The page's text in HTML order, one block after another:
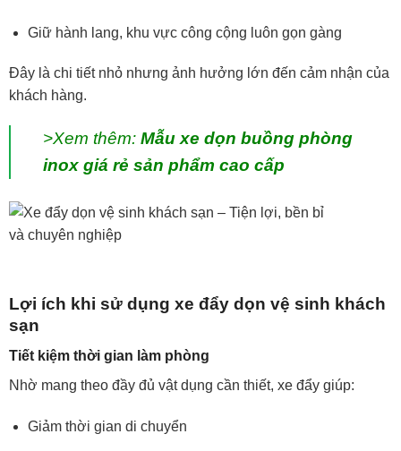
Giữ hành lang, khu vực công cộng luôn gọn gàng
Đây là chi tiết nhỏ nhưng ảnh hưởng lớn đến cảm nhận của
khách hàng.
>Xem thêm: Mẫu xe dọn buồng phòng
inox giá rẻ sản phẩm cao cấp
Lợi ích khi sử dụng xe đẩy dọn vệ sinh khách
sạn
Tiết kiệm thời gian làm phòng
Nhờ mang theo đầy đủ vật dụng cần thiết, xe đẩy giúp:
Giảm thời gian di chuyển